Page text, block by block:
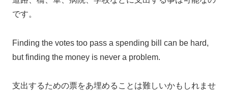
です。
Finding the votes too pass a spending bill can be hard,
but finding the money is never a problem.
支出するための票をあ埋めることは難しいかもしれませ